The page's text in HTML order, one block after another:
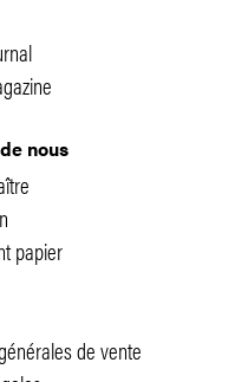
nous
papier
de vente